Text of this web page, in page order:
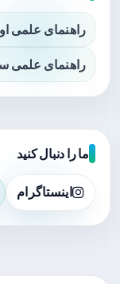
راهنمای علمی
راهنمای علمی
ما را دنبال کنید
اینستاگرام